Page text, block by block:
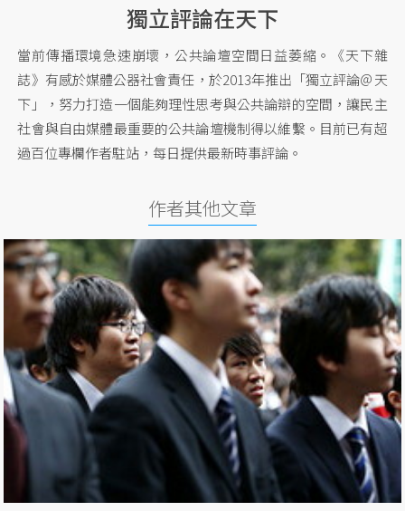
獨立評論在天下
當前傳播環境急速崩壞，公共論壇空間日益萎縮。《天下雜
誌》有感於媒體公器社會責任，於2013年推出「獨立評論＠天
下」，努力打造一個能夠理性思考與公共論辯的空間，讓民主
社會與自由媒體最重要的公共論壇機制得以維繫。目前已有超
過百位專欄作者駐站，每日提供最新時事評論。
作者其他文章